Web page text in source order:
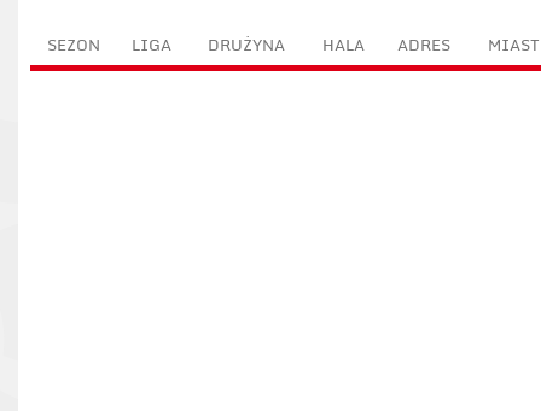
SEZON LIGA DRUŻYNA HALA ADRES